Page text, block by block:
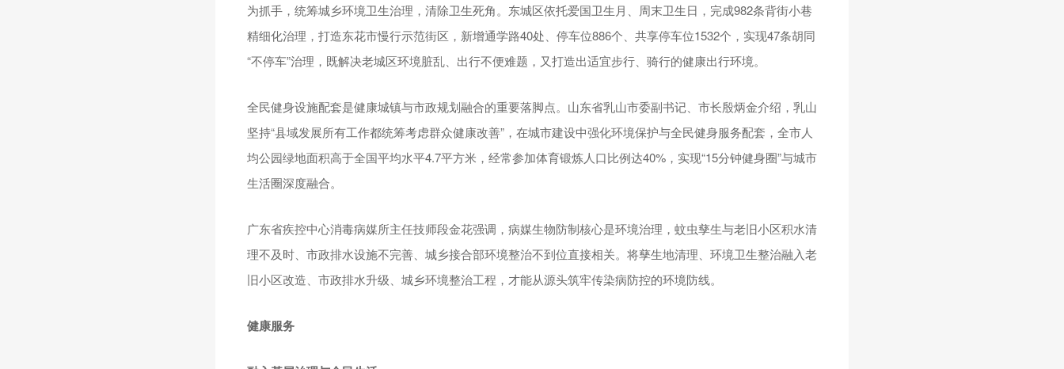
为抓手，统筹城乡环境卫生治理，清除卫生死角。东城区依托爱国卫生月、周末卫生日，完成982条背街小巷
精细化治理，打造东花市慢行示范街区，新增通学路40处、停车位886个、共享停车位1532个，实现47条胡同
“不停车”治理，既解决老城区环境脏乱、出行不便难题，又打造出适宜步行、骑行的健康出行环境。
全民健身设施配套是健康城镇与市政规划融合的重要落脚点。山东省乳山市委副书记、市长殷炳金介绍，乳山
坚持“县域发展所有工作都统筹考虑群众健康改善”，在城市建设中强化环境保护与全民健身服务配套，全市人
均公园绿地面积高于全国平均水平4.7平方米，经常参加体育锻炼人口比例达40%，实现“15分钟健身圈”与城市
生活圈深度融合。
广东省疾控中心消毒病媒所主任技师段金花强调，病媒生物防制核心是环境治理，蚊虫孳生与老旧小区积水清
理不及时、市政排水设施不完善、城乡接合部环境整治不到位直接相关。将孳生地清理、环境卫生整治融入老
旧小区改造、市政排水升级、城乡环境整治工程，才能从源头筑牢传染病防控的环境防线。
健康服务